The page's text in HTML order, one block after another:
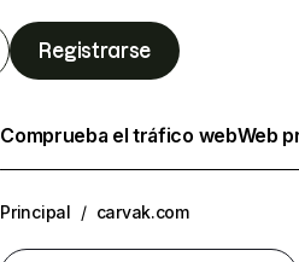
Registrarse
Comprueba el tráfico webWeb
Principal / carvak.com